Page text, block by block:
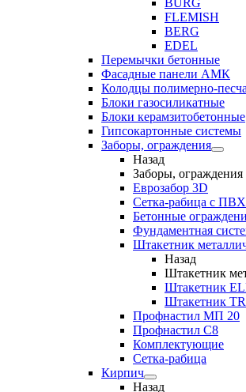
BURG
FLEMISH
BERG
EDEL
Перемычки бетонные
Фасадные панели АМК
Колодцы полимерно-
Блоки газосиликатные
Блоки керамзитобетонные
Гипсокартонные системы
Заборы, ограждения
Назад
Заборы, ограждения
Еврозабор 3D
Сетка-рабица с
Бетонные
Фундаментная
Штакетник
Назад
Штакетник
Штакетник
Штакетник
Профнастил МП 20
Профнастил С8
Комплектующие
Сетка-рабица
Кирпич
Назад